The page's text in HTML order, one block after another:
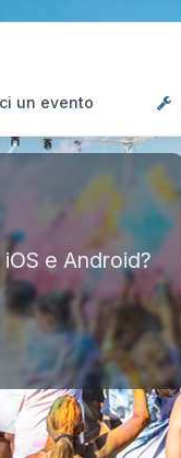
un evento
e Android?